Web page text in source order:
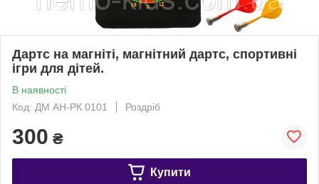
Дартс на магніті, магнітний дартс, спортивні
ігри для дітей.
В наявності
Код: ДМ АН-РК 0101
Роздріб
300 ₴
Купити